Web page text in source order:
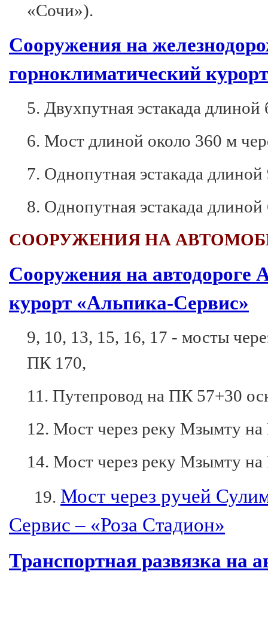
«Сочи»).
Сооружения на
горноклиматический
5. Двухпутная эстакада длиной
6. Мост длиной около 360 м
7. Однопутная эстакада
8. Однопутная эстакада
СООРУЖЕНИЯ НА
Сооружения на автодороге
курорт «Альпика-Сервис»
9, 10, 13, 15, 16, 17 - мосты
ПК 170,
11. Путепровод на ПК 57+30
12. Мост через реку Мзымту
14. Мост через реку Мзымту
19. Мост через ручей
Сервис – «Роза Стадион»
Транспортная развязка на